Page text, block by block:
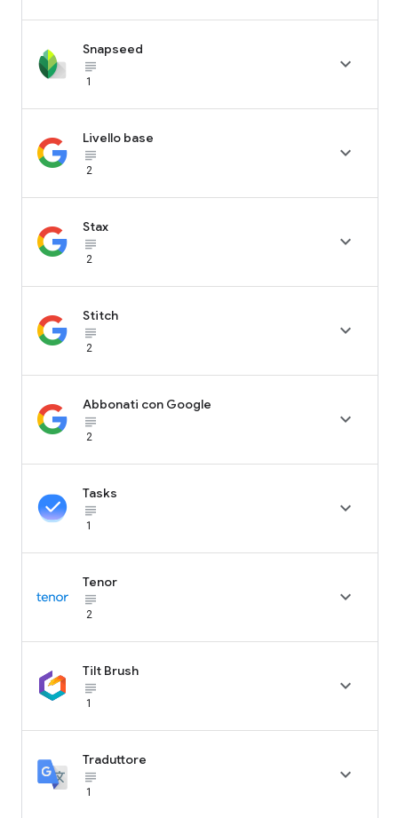
Snapseed
subject_black
1

Livello base
subject_black
2

Stax
subject_black
2

Stitch
subject_black
2

Abbonati con Google
subject_black
2

Tasks
subject_black
1

Tenor
subject_black
2

Tilt Brush
subject_black
1

Traduttore
subject_black
1
